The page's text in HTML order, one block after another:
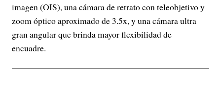
imagen (OIS), una cámara de retrato con teleobjetivo y
zoom óptico aproximado de 3.5x, y una cámara ultra
gran angular que brinda mayor flexibilidad de
encuadre.